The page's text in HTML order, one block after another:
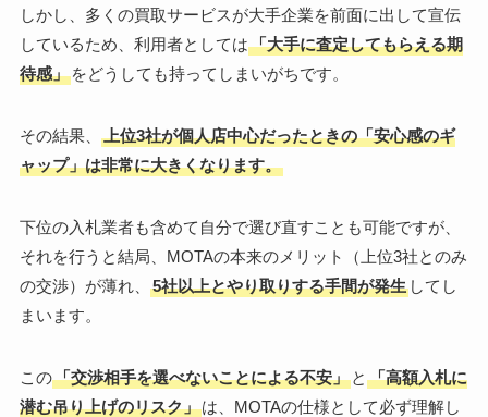
しかし、多くの買取サービスが大手企業を前面に出して宣伝
しているため、利用者としては「大手に査定してもらえる期
待感」をどうしても持ってしまいがちです。
その結果、
上位3社が個人店中心だったときの「安心感のギ
ャップ」は非常に大きくなります。
下位の入札業者も含めて自分で選び直すことも可能ですが、
それを行うと結局、MOTAの本来のメリット（上位3社とのみ
の交渉）が薄れ、
5社以上とやり取りする手間が発生してし
まいます。
この「交渉相手を選べないことによる不安」と 「高額入札に
潜む吊り上げのリスク」は、MOTAの仕様として必ず理解し